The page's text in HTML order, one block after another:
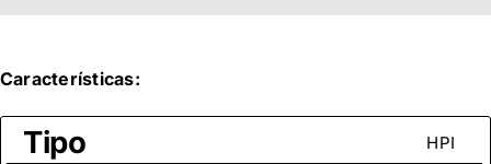
Características:
Tipo HPI